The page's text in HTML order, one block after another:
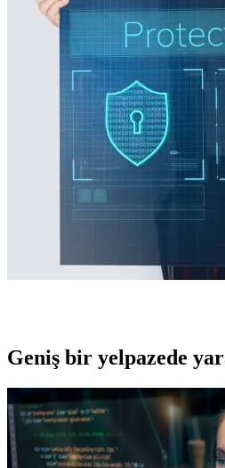
Geniş bir yelpazede